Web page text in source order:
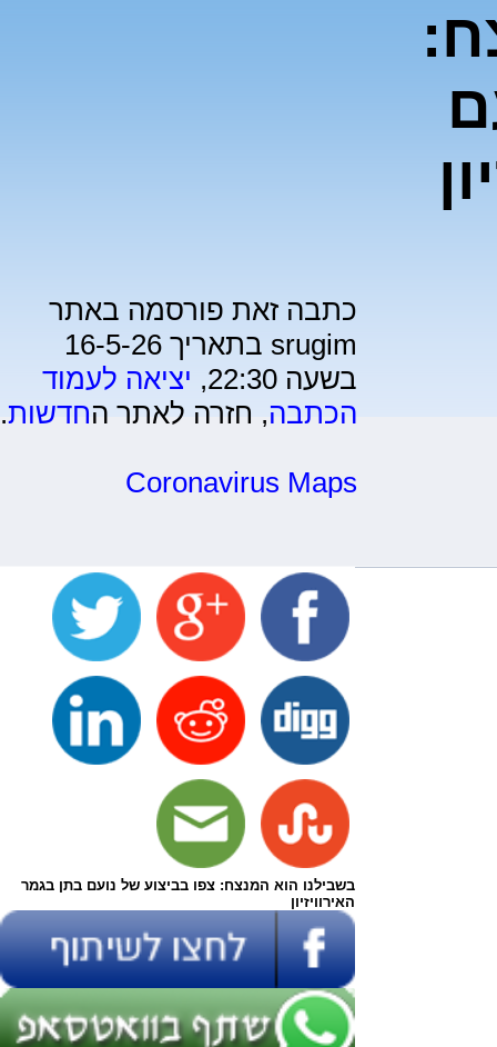
כתבה זאת פורסמה באתר
srugim בתאריך 16-5-26
בשעה 22:30,
יציאה לעמוד
הכתבה, חזרה לאתר החדשות.
Coronavirus Maps
בשבילנו הוא המנצח: צפו בביצוע של נועם בתן בגמר
האירוויזיון